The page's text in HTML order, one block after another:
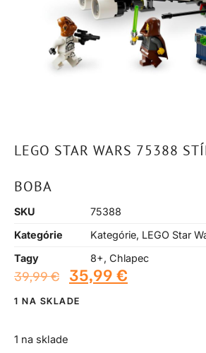
LEGO STAR WARS 75388
BOBA
SKU
75388
Kategórie
Kategórie, LEGO Star
Tagy
8+, Chlapec
39,99€ 35,99 €
1 NA SKLADE
1 na sklade